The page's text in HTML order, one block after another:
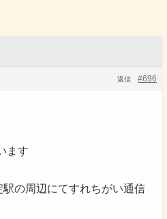
#696
返信
ます
の周辺にてすれちがい通信